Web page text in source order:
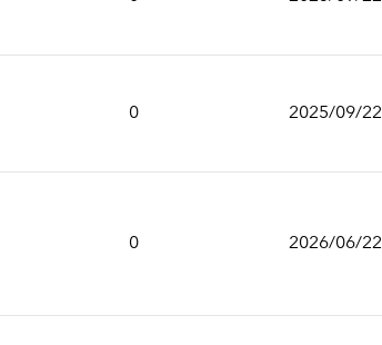
0 2025/09/22
0 2026/06/22